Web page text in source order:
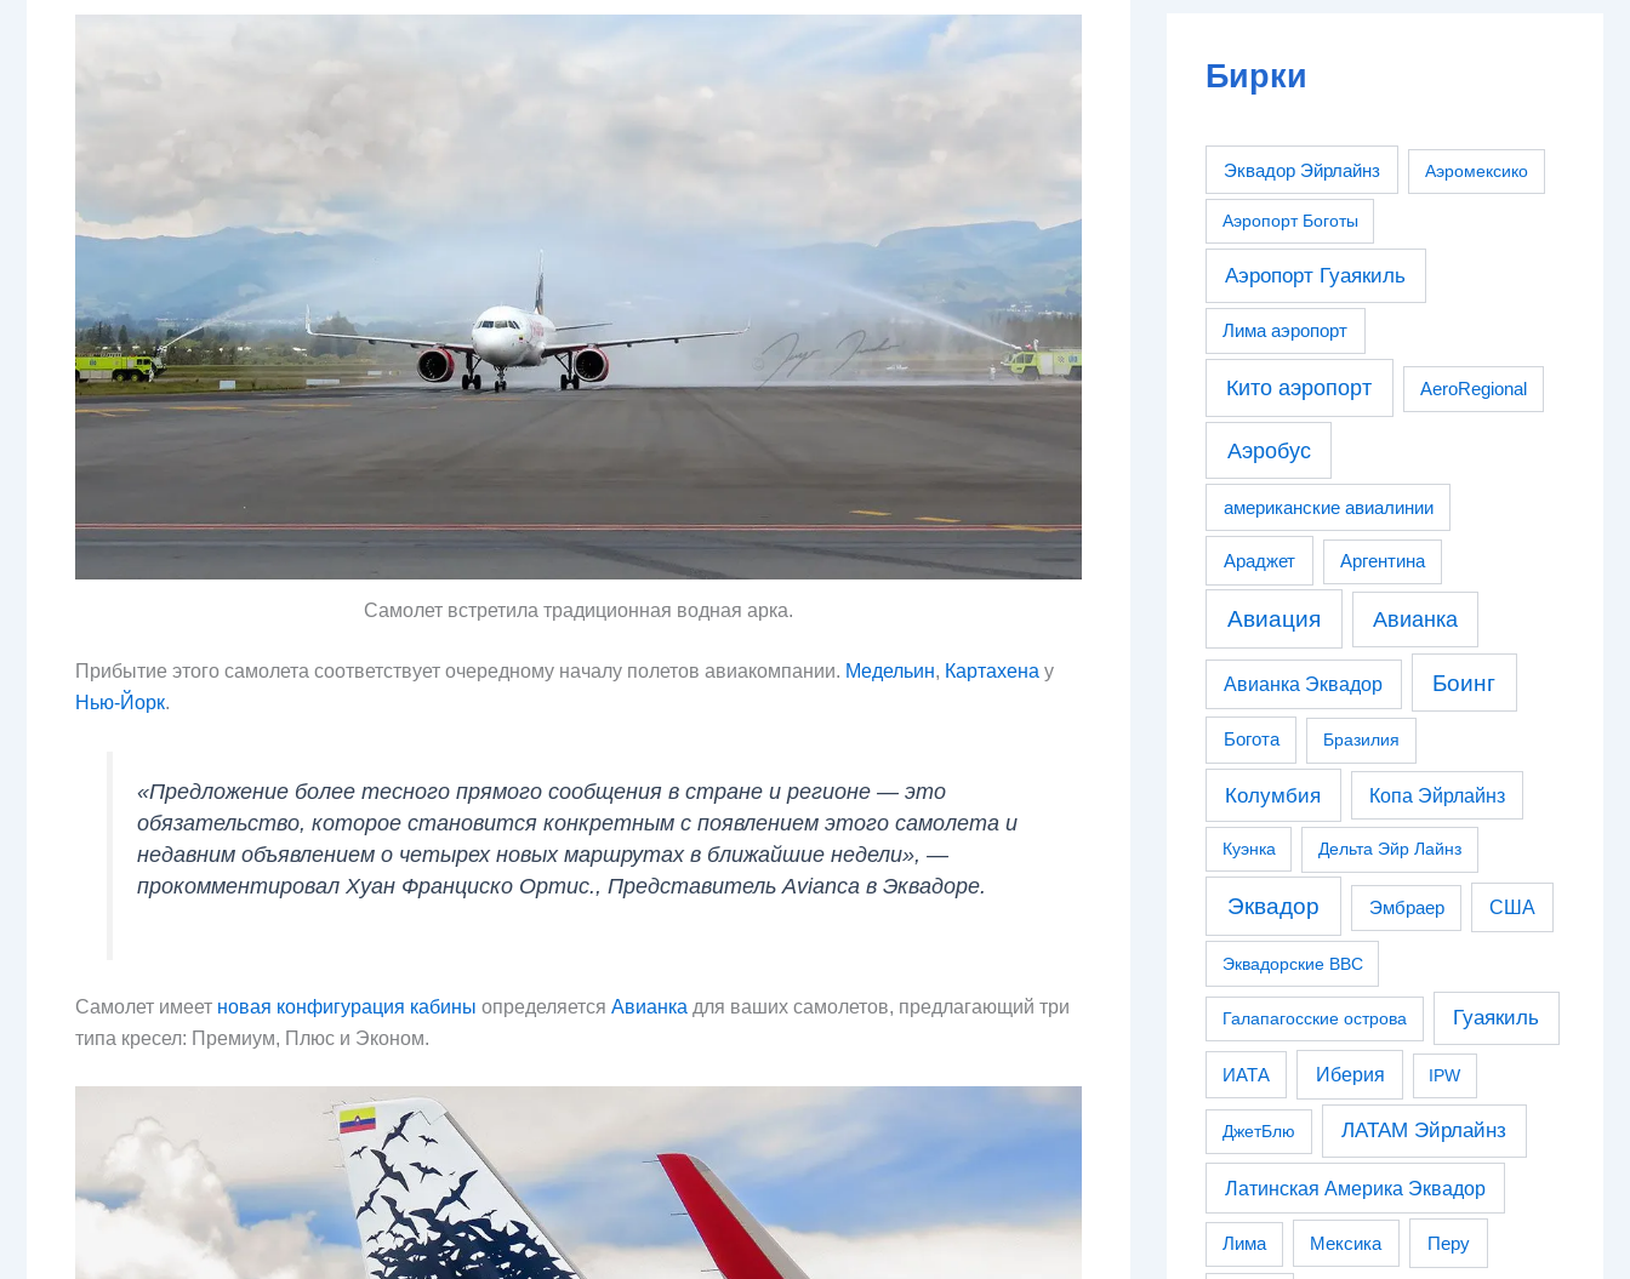
Самолет встретила традиционная водная арка.
Прибытие этого самолета соответствует очередному началу полетов авиакомпании. Медельин, Картахена у
Нью-Йорк.
«Предложение более тесного прямого сообщения в стране и регионе — это
обязательство, которое становится конкретным с появлением этого самолета и
недавним объявлением о четырех новых маршрутах в ближайшие недели», —
прокомментировал Хуан Франциско Ортис., Представитель Avianca в Эквадоре.
Самолет имеет новая конфигурация кабины определяется Авианка для ваших самолетов, предлагающий три
типа кресел: Премиум, Плюс и Эконом.
Бирки
Эквадор Эйрлайнз Аэромексико
Аэропорт Боготы
Аэропорт Гуаякиль
Лима аэропорт
Кито аэропорт AeroRegional
Аэробус
американские авиалинии
Араджет Аргентина
Авиация Авианка
Авианка Эквадор Боинг
Богота Бразилия
Колумбия Копа Эйрлайнз
Куэнка Дельта Эйр Лайнз
Эквадор Эмбраер США
Эквадорские ВВС
Галапагосские острова Гуаякиль
ИАТА Иберия IPW
ДжетБлю ЛАТАМ Эйрлайнз
Латинская Америка Эквадор
Лима Мексика Перу